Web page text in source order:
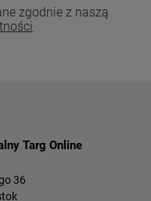
zgodnie z naszą
Targ Online
36